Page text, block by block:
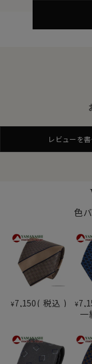
他ブランドからのデ
的に認められていま
イドインジャパンの
熟練の職人が手を加
たの胸元を引き立て
ビジネスからカジュ
●生地の特徴
アーカイブ・・・約
風に再構築した柄。
ビンテージ風であ
ー山梨ネクタイを選
伝統と革新が織り
国内外での高い信頼
レビューを書
色
¥7,150 税込 ¥
一